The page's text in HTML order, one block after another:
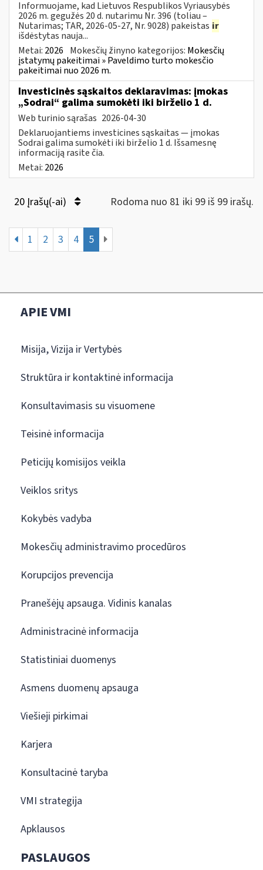
Informuojame, kad Lietuvos Respublikos Vyriausybės
2026 m. gegužės 20 d. nutarimu Nr. 396 (toliau –
Nutarimas; TAR, 2026-05-27, Nr. 9028) pakeistas ir
išdėstytas nauja...
Metai: 2026 Mokesčių žinyno kategorijos: Mokesčių
įstatymų pakeitimai » Paveldimo turto mokesčio
pakeitimai nuo 2026 m.
Investicinės sąskaitos deklaravimas: įmokas
„Sodrai“ galima sumokėti iki birželio 1 d.
Web turinio sąrašas 2026-04-30
Deklaruojantiems investicines sąskaitas — įmokas
Sodrai galima sumokėti iki birželio 1 d. Išsamesnę
informaciją rasite čia.
Metai: 2026
20 Įrašų(-ai) Rodoma nuo 81 iki 99 iš 99 irašų.
1 2 3 4 5
APIE VMI
Misija, Vizija ir Vertybės
Struktūra ir kontaktinė informacija
Konsultavimasis su visuomene
Teisinė informacija
Peticijų komisijos veikla
Veiklos sritys
Kokybės vadyba
Mokesčių administravimo procedūros
Korupcijos prevencija
Pranešėjų apsauga. Vidinis kanalas
Administracinė informacija
Statistiniai duomenys
Asmens duomenų apsauga
Viešieji pirkimai
Karjera
Konsultacinė taryba
VMI strategija
Apklausos
PASLAUGOS